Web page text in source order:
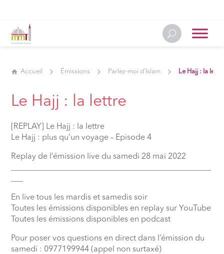
Accueil Émissions Parlez-moi d'Islam Le Hajj : la
Le Hajj : la lettre
[REPLAY] Le Hajj : la lettre
Le Hajj : plus qu’un voyage – Episode 4
Replay de l’émission live du samedi 28 mai 2022
En live tous les mardis et samedis soir
Toutes les émissions disponibles en replay sur YouTube
Toutes les émissions disponibles en podcast
Pour poser vos questions en direct dans l’émission du
samedi : 0977199944 (appel non surtaxé)